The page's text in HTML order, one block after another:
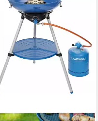
310/408 - Party Grill